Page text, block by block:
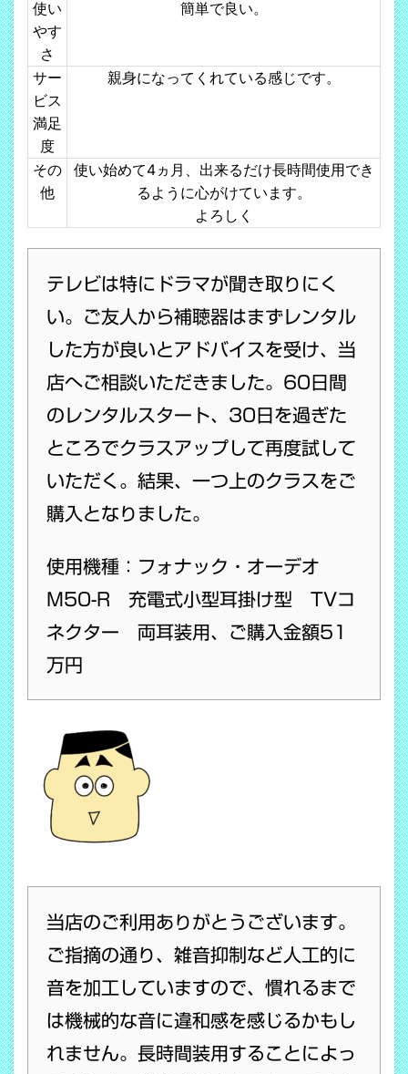
使い
やす
さ
簡単で良い。
サー
ビス
満足
度
親身になってくれている感じです。
その
他
使い始めて4ヵ月、出来るだけ長時間使用でき
るように心がけています。
よろしく
テレビは特にドラマが聞き取りにく
い。ご友人から補聴器はまずレンタル
した方が良いとアドバイスを受け、当
店へご相談いただきました。60日間
のレンタルスタート、30日を過ぎた
ところでクラスアップして再度試して
いただく。結果、一つ上のクラスをご
購入となりました。
使用機種：フォナック・オーデオ
M50-R 充電式小型耳掛け型 TVコ
ネクター 両耳装用、ご購入金額51
万円
当店のご利用ありがとうございます。
ご指摘の通り、雑音抑制など人工的に
音を加工していますので、慣れるまで
は機械的な音に違和感を感じるかもし
れません。長時間装用することによっ